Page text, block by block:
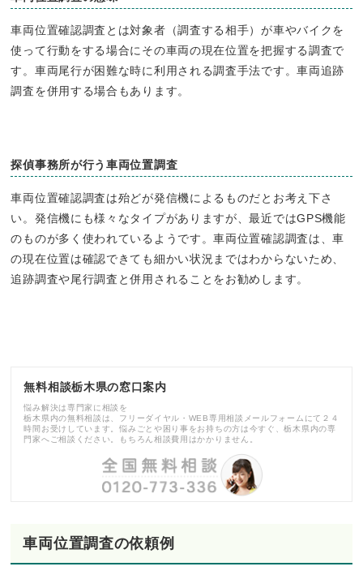
車両位置確認調査とは対象者（調査する相手）が車やバイクを
使って行動をする場合にその車両の現在位置を把握する調査で
す。車両尾行が困難な時に利用される調査手法です。車両追跡
調査を併用する場合もあります。
探偵事務所が行う車両位置調査
車両位置確認調査は殆どが発信機によるものだとお考え下さ
い。発信機にも様々なタイプがありますが、最近ではGPS機能
のものが多く使われているようです。車両位置確認調査は、車
の現在位置は確認できても細かい状況まではわからないため、
追跡調査や尾行調査と併用されることをお勧めします。
無料相談栃木県の窓口案内
悩み解決は専門家に相談を
栃木県内の無料相談は、フリーダイヤル・WEB専用相談メールフォームにて２４
時間お受けしています。悩みごとや困り事をお持ちの方は今すぐ、栃木県内の専
門家へご相談ください。もちろん相談費用はかかりません。
車両位置調査の依頼例